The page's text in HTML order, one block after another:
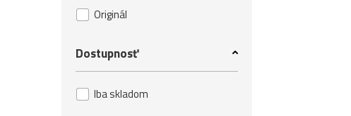
Originál
Dostupnosť
Iba skladom